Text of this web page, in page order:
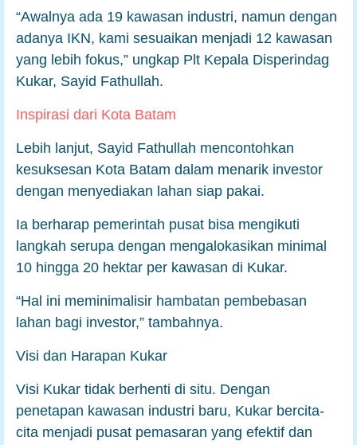
“Awalnya ada 19 kawasan industri, namun dengan
adanya IKN, kami sesuaikan menjadi 12 kawasan
yang lebih fokus,” ungkap Plt Kepala Disperindag
Kukar, Sayid Fathullah.
Inspirasi dari Kota Batam
Lebih lanjut, Sayid Fathullah mencontohkan
kesuksesan Kota Batam dalam menarik investor
dengan menyediakan lahan siap pakai.
Ia berharap pemerintah pusat bisa mengikuti
langkah serupa dengan mengalokasikan minimal
10 hingga 20 hektar per kawasan di Kukar.
“Hal ini meminimalisir hambatan pembebasan
lahan bagi investor,” tambahnya.
Visi dan Harapan Kukar
Visi Kukar tidak berhenti di situ. Dengan
penetapan kawasan industri baru, Kukar bercita-
cita menjadi pusat pemasaran yang efektif dan